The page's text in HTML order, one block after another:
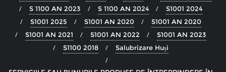
S 1100 AN 2023
S 1100 AN 2024
S1001 2024
S1001 2025
S1001 AN 2020
S1001 AN 2020
S1001 AN 2021
S1001 AN 2022
S1001 AN 2023
S1100 2018
Salubrizare Huși